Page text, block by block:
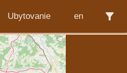
Ubytovanie en filter_alt